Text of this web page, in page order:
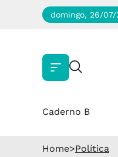
domingo, 26/07/
Caderno B
Home>Política